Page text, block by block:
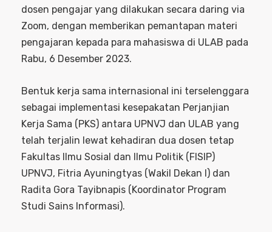
dosen pengajar yang dilakukan secara daring via
Zoom, dengan memberikan pemantapan materi
pengajaran kepada para mahasiswa di ULAB pada
Rabu, 6 Desember 2023.
Bentuk kerja sama internasional ini terselenggara
sebagai implementasi kesepakatan Perjanjian
Kerja Sama (PKS) antara UPNVJ dan ULAB yang
telah terjalin lewat kehadiran dua dosen tetap
Fakultas Ilmu Sosial dan Ilmu Politik (FISIP)
UPNVJ, Fitria Ayuningtyas (Wakil Dekan I) dan
Radita Gora Tayibnapis (Koordinator Program
Studi Sains Informasi).